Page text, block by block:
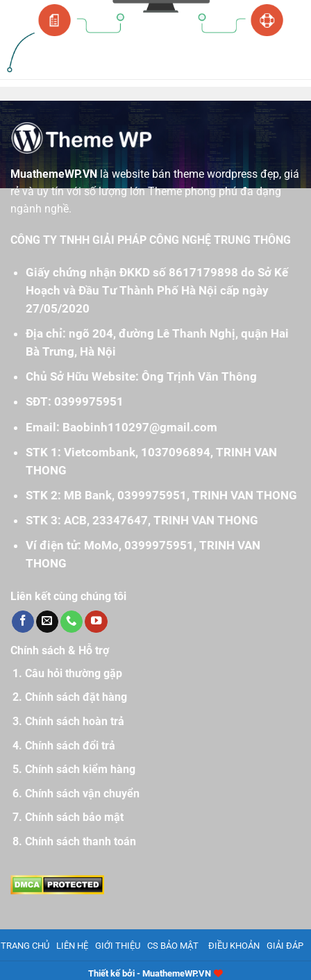
MuathemeWP.VNlà website bán theme wordpress đẹp, giá
rẻ và uy tín với số lượng lớn Theme phong phú đa dạng
ngành nghề.
CÔNG TY TNHH GIẢI PHÁP CÔNG NGHỆ TRUNG THÔNG
Giấy chứng nhận ĐKKD số 8617179898 do Sở Kế
Hoạch và Đầu Tư Thành Phố Hà Nội cấp ngày
27/05/2020
Địa chỉ: ngõ 204, đường Lê Thanh Nghị, quận Hai
Bà Trưng, Hà Nội
Chủ Sở Hữu Website: Ông Trịnh Văn Thông
SĐT: 0399975951
Email: Baobinh110297@gmail.com
STK 1: Vietcombank, 1037096894, TRINH VAN
THONG
STK 2: MB Bank, 0399975951, TRINH VAN THONG
STK 3: ACB, 23347647, TRINH VAN THONG
Ví điện tử: MoMo, 0399975951, TRINH VAN
THONG
Liên kết cùng chúng tôi
Chính sách & Hỗ trợ
Câu hỏi thường gặp
Chính sách đặt hàng
Chính sách hoàn trả
Chính sách đổi trả
Chính sách kiểm hàng
Chính sách vận chuyển
Chính sách bảo mật
Chính sách thanh toán
TRANG CHỦ LIÊN HỆ GIỚI THIỆU CS BẢO MẬT ĐIỀU KHOẢN GIẢI ĐÁP
Thiết kế bởi - MuathemeWP.VN